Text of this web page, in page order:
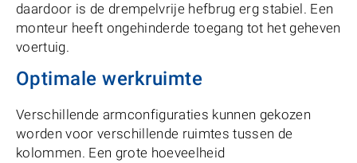
daardoor is de drempelvrije hefbrug erg stabiel. Een
monteur heeft ongehinderde toegang tot het geheven
voertuig.
Optimale werkruimte
Verschillende armconfiguraties kunnen gekozen
worden voor verschillende ruimtes tussen de
kolommen. Een grote hoeveelheid